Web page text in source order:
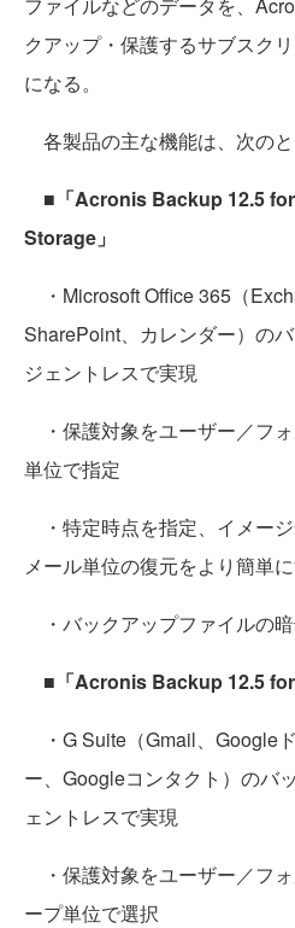
クアップ・保護するサブスク
になる。
各製品の主な機能は、次のと
■「Acronis Backup 12.5
Storage」
・Microsoft Office 365（
SharePoint、カレンダー）の
ジェントレスで実現
・保護対象をユーザー／フ
単位で指定
・特定時点を指定、イメー
メール単位の復元をより簡単
・バックアップファイルの
■「Acronis Backup 12.5 for
・G Suite（Gmail、Google
ー、Googleコンタクト）のバ
ェントレスで実現
・保護対象をユーザー／フ
ープ単位で選択